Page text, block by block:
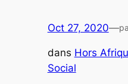
Oct 27, 2020—
dans Hors
Social